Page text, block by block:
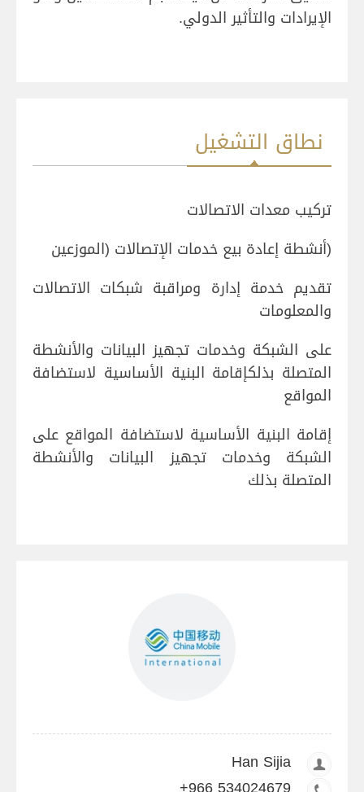
الإيرادات والتأثير الدولي.
نطاق التشغيل
تركيب معدات الاتصالات
(أنشطة إعادة بيع خدمات الإتصالات (الموزعين
تقديم خدمة إدارة ومراقبة شبكات الاتصالات
والمعلومات
على الشبكة وخدمات تجهيز البيانات والأنشطة
المتصلة بذلكإقامة البنية الأساسية لاستضافة
المواقع
إقامة البنية الأساسية لاستضافة المواقع على
الشبكة وخدمات تجهيز البيانات والأنشطة
المتصلة بذلك
Han Sijia